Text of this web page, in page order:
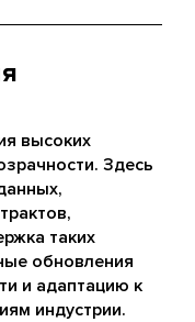
высоких
Здесь
таких
обновления
и адаптацию к
индустрии.